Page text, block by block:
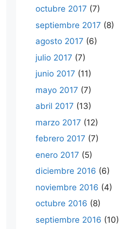
octubre 2017 (7)
septiembre 2017 (8)
agosto 2017 (6)
julio 2017 (7)
junio 2017 (11)
mayo 2017 (7)
abril 2017 (13)
marzo 2017 (12)
febrero 2017 (7)
enero 2017 (5)
diciembre 2016 (6)
noviembre 2016 (4)
octubre 2016 (8)
septiembre 2016 (10)